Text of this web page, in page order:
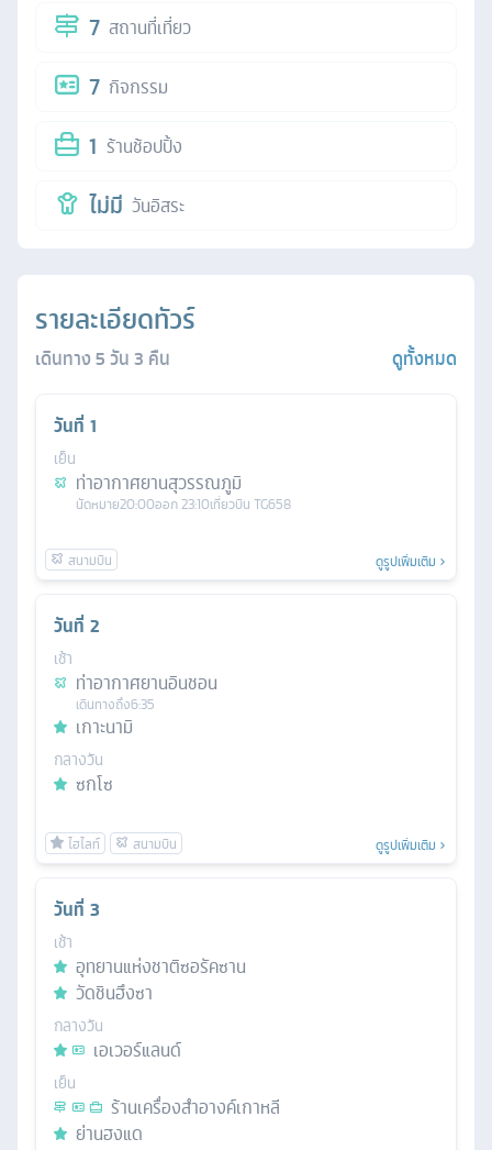
7 สถานที่เที่ยว
7 กิจกรรม
1 ร้านช้อปปิ้ง
ไม่มี วันอิสระ
รายละเอียดทัวร์
เดินทาง5วัน3 คืน ดูทั้งหมด
วันที่ 1
เย็น
ท่าอากาศยานสุวรรณภูมิ
นัดหมาย20:00ออก23:10เที่ยวบิน TG658
ดูรูปเพิ่มเติม
วันที่ 2
เช้า
ท่าอากาศยานอินชอน
เดินทางถึง6:35
เกาะนามิ
กลางวัน
ซกโซ
ดูรูปเพิ่มเติม
วันที่ 3
เช้า
อุทยานแห่งชาติซอรัคซาน
วัดชินฮึงซา
กลางวัน
เอเวอร์แลนด์
เย็น
ร้านเครื่องสำอางค์เกาหลี
ย่านฮงแด